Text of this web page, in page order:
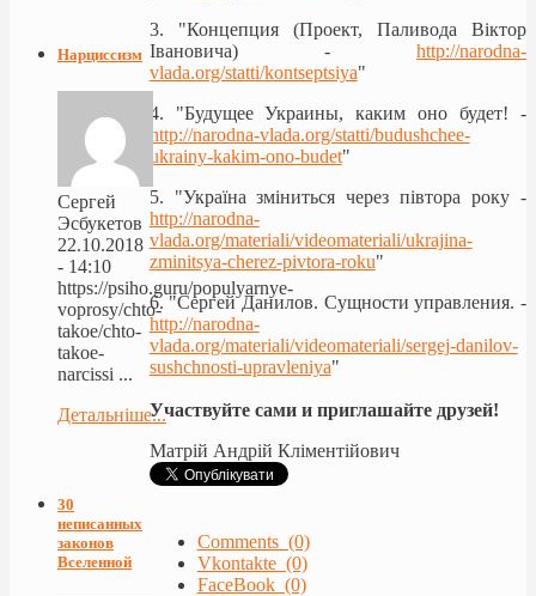
3. "Концепция (Проект, Паливода Віктор
Івановича) - http://narodna-
vlada.org/statti/kontseptsiya"
4. "Будущее Украины, каким оно будет! -
http://narodna-vlada.org/statti/budushchee-
ukrainy-kakim-ono-budet"
5. "Україна зміниться через півтора року -
http://narodna-
vlada.org/materiali/videomateriali/ukrajina-
zminitsya-cherez-pivtora-roku"
6. "Сергей Данилов. Сущности управления. -
http://narodna-
vlada.org/materiali/videomateriali/sergej-danilov-
sushchnosti-upravleniya"
Участвуйте сами и приглашайте друзей!
Матрій Андрій Кліментійович
Comments (0)
Vkontakte (0)
FaceBook (0)
Нарциссизм
Сергей
Эсбукетов
22.10.2018
- 14:10
https://psiho.guru/populyarnye-
voprosy/chto-
takoe/chto-
takoe-
narcissi ...
Детальніше...
30
неписанных
законов
Вселенной